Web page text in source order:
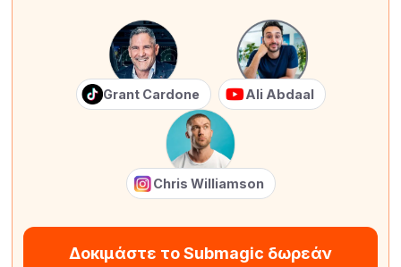
Grant Cardone Ali Abdaal
Chris Williamson
Δοκιμάστε το Submagic δωρεάν